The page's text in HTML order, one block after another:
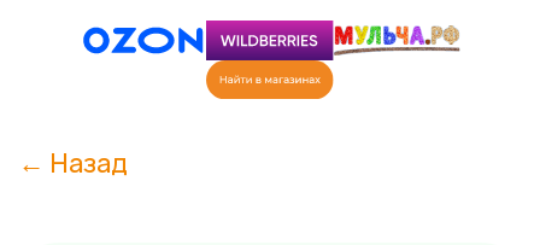
← Назад